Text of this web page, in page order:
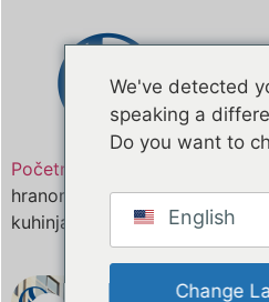
Početna
hranom i prikolice s hranom
kuhinja odobrena od strane
We've detected
speaking a
Do you want to
English
Change